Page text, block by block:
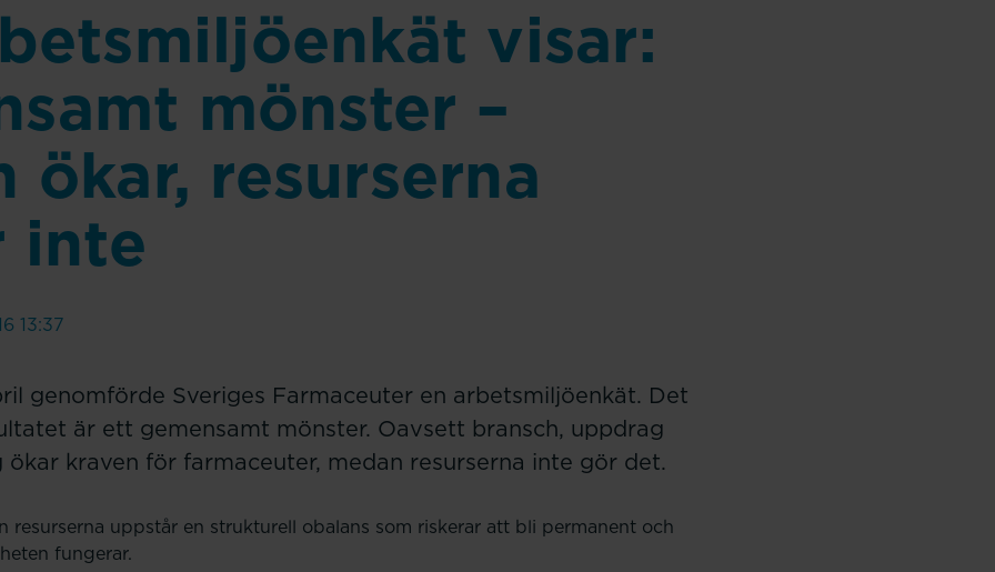
visar:
mönster –
ökar, resurserna
inte
13:37
genomförde Sveriges Farmaceuter en arbetsmiljöenkät. Det
är ett gemensamt mönster. Oavsett bransch, uppdrag
ökar kraven för farmaceuter, medan resurserna inte gör det.
resurserna uppstår en strukturell obalans som riskerar att bli permanent och
fungerar.